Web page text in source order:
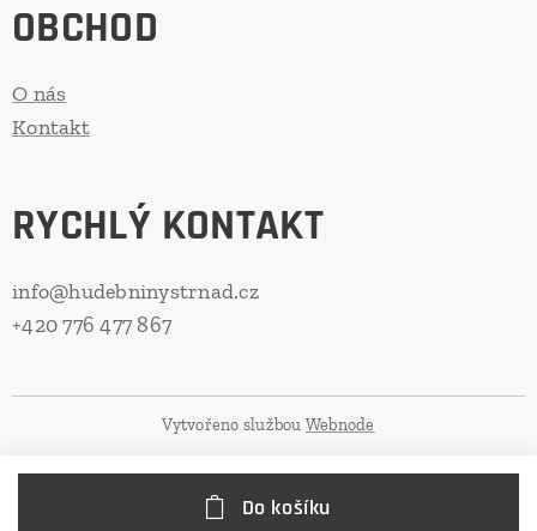
Do košíku
OBCHOD
O nás
Kontakt
RYCHLÝ KONTAKT
info@hudebninystrnad.cz
+420 776 477 867
Vytvořeno službou Webnode